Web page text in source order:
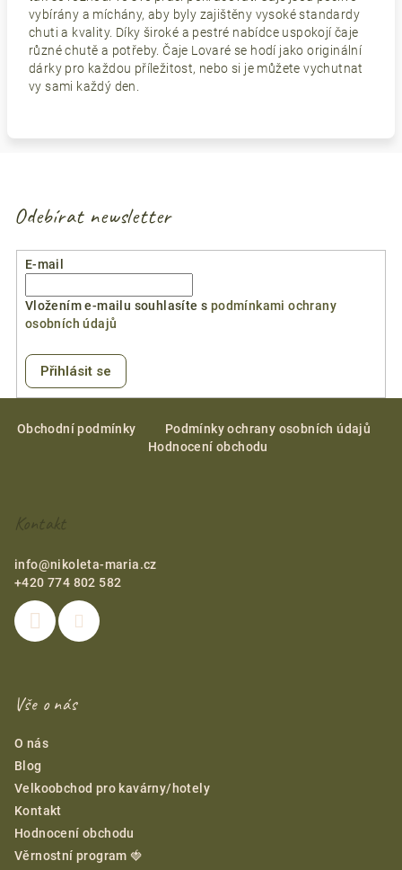
vybírány a míchány, aby byly zajištěny vysoké standardy
chuti a kvality. Díky široké a pestré nabídce uspokojí čaje
různé chutě a potřeby. Čaje Lovaré se hodí jako originální
dárky pro každou příležitost, nebo si je můžete vychutnat
vy sami každý den.
Odebírat newsletter
E-mail
Vložením e-mailu souhlasíte s podmínkami ochrany
osobních údajů
Přihlásit se
Obchodní podmínky
Podmínky ochrany osobních údajů
Hodnocení obchodu
Kontakt
info@nikoleta-maria.cz
+420 774 802 582
Vše o nás
O nás
Blog
Velkoobchod pro kavárny/hotely
Kontakt
Hodnocení obchodu
Věrnostní program 🍓